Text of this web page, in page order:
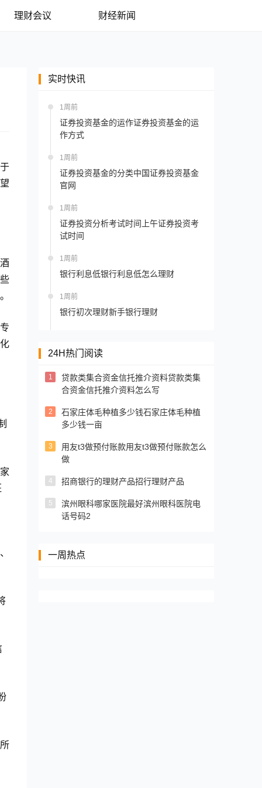
理财会议 财经新闻
实时快讯
1周前
证券投资基金的运作证券投资基金的运
作方式
1周前
证券投资基金的分类中国证券投资基金
官网
1周前
证券投资分析考试时间上午证券投资考
试时间
1周前
银行利息低银行利息低怎么理财
1周前
银行初次理财新手银行理财
24H热门阅读
1
贷款类集合资金信托推介资料贷款类集
合资金信托推介资料怎么写
2
石家庄体毛种植多少钱石家庄体毛种植
多少钱一亩
3
用友t3做预付账款用友t3做预付账款怎么
做
4 招商银行的理财产品招行理财产品
5
滨州眼科哪家医院最好滨州眼科医院电
话号码2
一周热点